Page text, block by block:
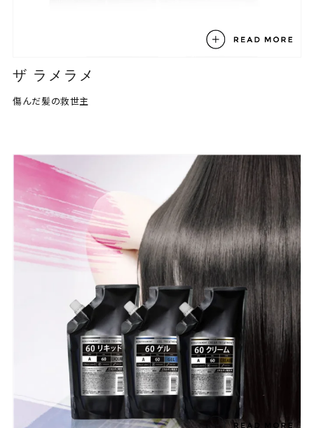
ザ ラメラメ
傷んだ髪の救世主